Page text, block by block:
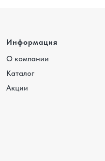
Информация
О компании
Каталог
Акции